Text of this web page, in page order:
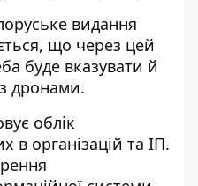
видання
що через цей
буде вказувати й
з дронами.
облік
в організацій та ІП.